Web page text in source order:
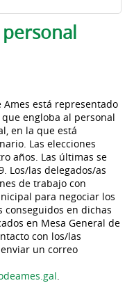
está representado
engloba al personal
en la que está
Las elecciones
años. Las últimas se
Los/las delegados/as
de trabajo con
para negociar los
conseguidos en dichas
en Mesa General de
con los/las
un correo
.